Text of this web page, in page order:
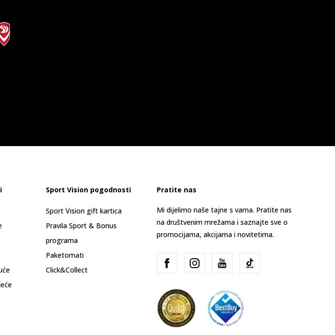
Sport Vision pogodnosti
Sport Vision gift kartica
Pravila Sport & Bonus
programa
Paketomati
Click&Collect
Pratite nas
Mi dijelimo naše tajne s vama. Pratite nas
na društvenim mrežama i saznajte sve o
promocijama, akcijama i novitetima.